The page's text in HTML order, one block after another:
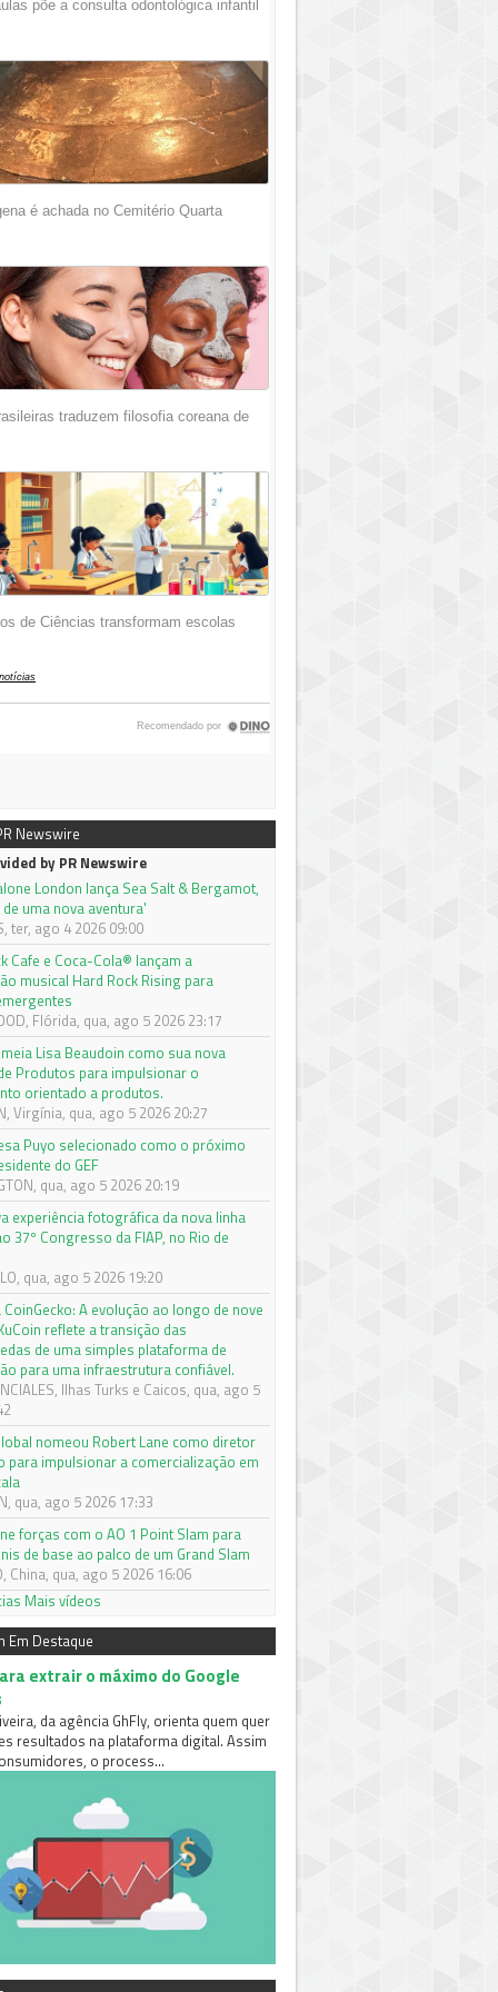
Newswire
by PR Newswire
London lança Sea Salt & Bergamot,
uma nova aventura'
ter, ago 4 2026 09:00
Cafe e Coca-Cola® lançam a
musical Hard Rock Rising para
Flórida, qua, ago 5 2026 23:17
Lisa Beaudoin como sua nova
Produtos para impulsionar o
orientado a produtos.
Virgínia, qua, ago 5 2026 20:27
Puyo selecionado como o próximo
do GEF
qua, ago 5 2026 20:19
experiência fotográfica da nova linha
37º Congresso da FIAP, no Rio de
qua, ago 5 2026 19:20
A evolução ao longo de nove
reflete a transição das
de uma simples plataforma de
para uma infraestrutura confiável.
Ilhas Turks e Caicos, qua, ago 5
nomeou Robert Lane como diretor
para impulsionar a comercialização em
qua, ago 5 2026 17:33
forças com o AO 1 Point Slam para
de base ao palco de um Grand Slam
China, qua, ago 5 2026 16:06
Mais vídeos
Em Destaque
extrair o máximo do Google
da agência GhFly, orienta quem quer
resultados na plataforma digital. Assim
o process...